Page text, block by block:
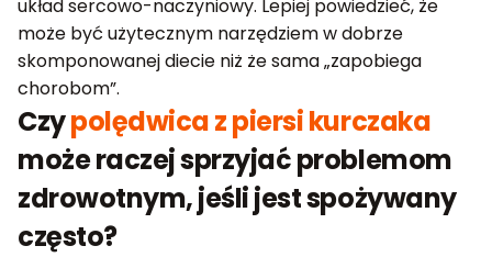
układ sercowo-naczyniowy. Lepiej powiedzieć, że
może być użytecznym narzędziem w dobrze
skomponowanej diecie niż że sama „zapobiega
chorobom”.
Czypolędwica z piersi kurczaka
może raczej sprzyjać problemom
zdrowotnym, jeśli jest spożywany
często?